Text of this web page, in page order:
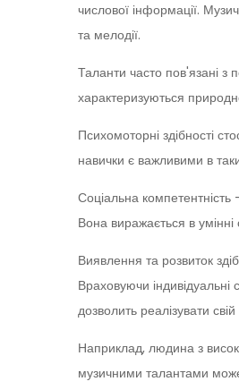
числової інформації.
та мелодії.
Таланти часто пов'язані з
характеризуються
Психомоторні здібності
навички є важливими в
Соціальна компетентність
Вона виражається в умінні
Виявлення та розвиток
Враховуючи
дозволить реалізувати
Наприклад, людина з
музичними талантами може